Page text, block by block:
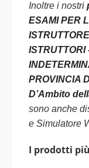
Inoltre i nostri
ESAMI PER
ISTRUTTORI
PROVINCIA
D’Ambito
sono anche
e Simulatore
I prodotti